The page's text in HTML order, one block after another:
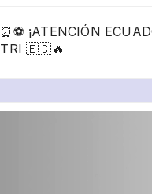
⏰⚽ ¡ATENCIÓN
TRI 🇪🇨🔥